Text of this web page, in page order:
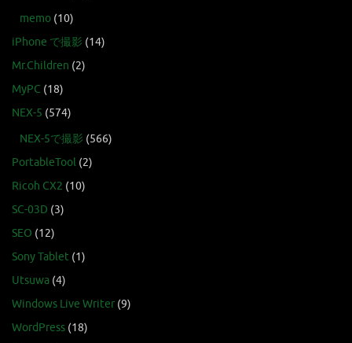
memo (10)
iPhone で撮影 (14)
Mr.Children (2)
MyPC (18)
NEX-5 (574)
NEX-5で撮影 (566)
PortableTool (2)
Ricoh CX2 (10)
SC-03D (3)
SEO (12)
Sony Tablet (1)
Utsuwa (4)
Windows Live Writer (9)
WordPress (18)